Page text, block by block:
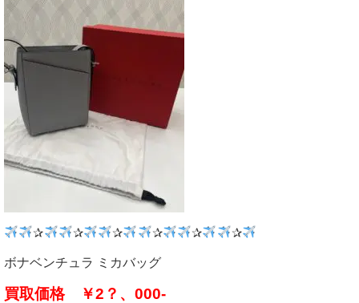
✰ ✰ ✰ ✰ ✰ ✰
ボナベンチュラ ミカバッグ
買取価格 ￥2？、000-